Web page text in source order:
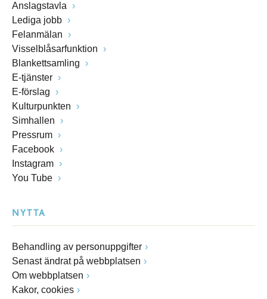
Anslagstavla
Lediga jobb
Felanmälan
Visselblåsarfunktion
Blankettsamling
E-tjänster
E-förslag
Kulturpunkten
Simhallen
Pressrum
Facebook
Instagram
You Tube
NYTTA
Behandling av personuppgifter
Senast ändrat på webbplatsen
Om webbplatsen
Kakor, cookies